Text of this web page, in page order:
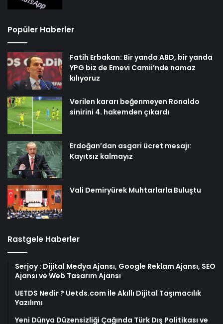
Popüler Haberler
Fatih Erbakan: Bir yanda ABD, bir yanda
YPG biz de Emevi Camii’nde namaz
kılıyoruz
Verilen kararı beğenmeyen Ronaldo
sinirini 4. hakemden çıkardı
Erdoğan’dan asgari ücret mesajı:
Kayıtsız kalmayız
Vali Demiryürek Muhtarlarla Buluştu
Rastgele Haberler
Serjoy : Dijital Medya Ajansı, Google Reklam Ajansı, SEO
Ajansı ve Web Tasarım Ajansı
UETDS Nedir ? Uetds.com İle Akıllı Dijital Taşımacılık
Yazılımı
Yeni Dünya Düzensizliği Çağında Türk Dış Politikası ve